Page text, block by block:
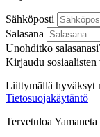
Sähköposti
Salasana
Unohditko
Kirjaudu sosiaalisten
Liittymällä hyväksyt
Tietosuojakäytäntö
Tervetuloa Yamaneta